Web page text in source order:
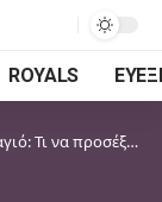
ROYALS
διαρκέσει και να σε κολακεύει